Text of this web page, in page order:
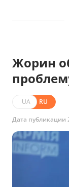
Жорин
UA RU
Дата публикации